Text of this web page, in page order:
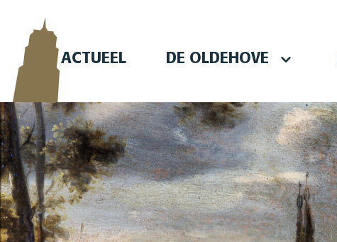
Skip naar content
ACTUEEL DE OLDEHOVE